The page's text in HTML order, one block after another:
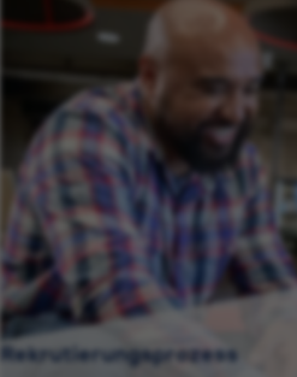
Rekrutierungsprozess